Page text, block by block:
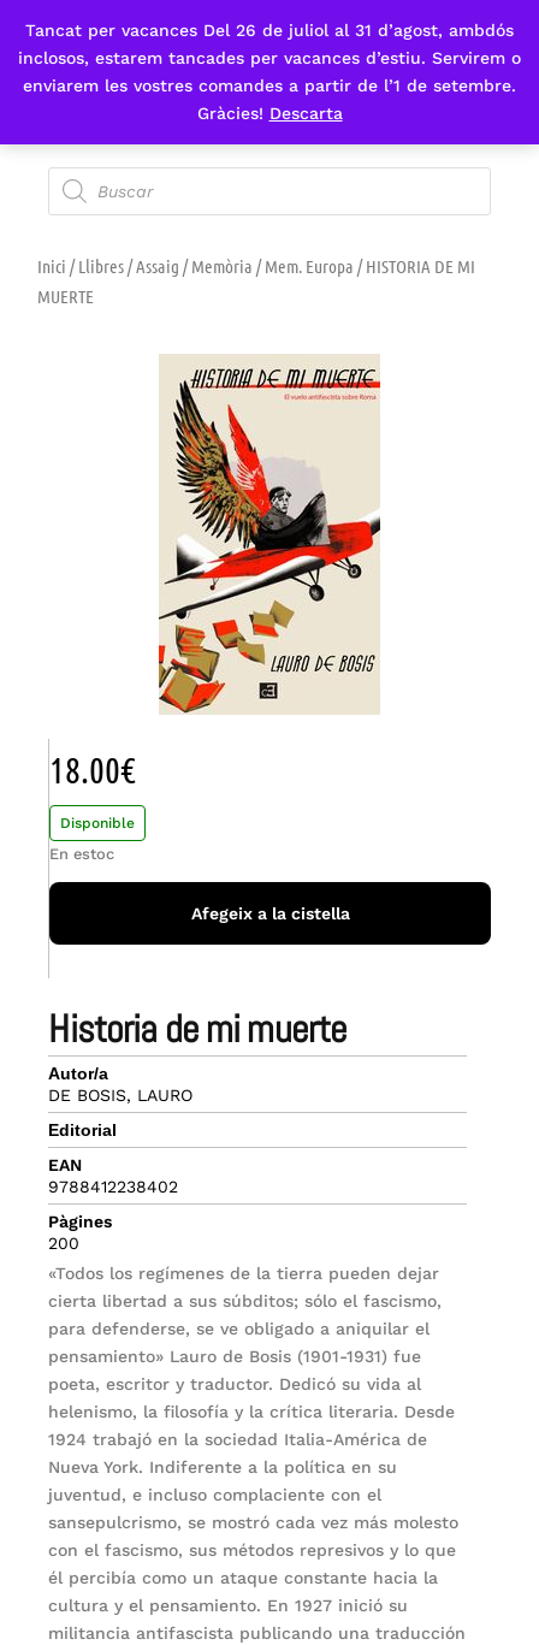
Tancat per vacances Del 26 de juliol al 31 d’agost, ambdós
inclosos, estarem tancades per vacances d’estiu. Servirem o
enviarem les vostres comandes a partir de l’1 de setembre.
Gràcies! Descarta
Fes-te'n sòcia
Inici /Llibres/Assaig /Memòria /Mem. Europa / HISTORIA DE MI
MUERTE
historia de mi muerte
Autor/a
DE BOSIS, LAURO
Editorial
EAN
9788412238402
Pàgines
200
«Todos los regímenes de la tierra pueden dejar
cierta libertad a sus súbditos; sólo el fascismo,
para defenderse, se ve obligado a aniquilar el
pensamiento» Lauro de Bosis (1901-1931) fue
poeta, escritor y traductor. Dedicó su vida al
helenismo, la filosofía y la crítica literaria. Desde
1924 trabajó en la sociedad Italia-América de
Nueva York. Indiferente a la política en su
juventud, e incluso complaciente con el
sansepulcrismo, se mostró cada vez más molesto
con el fascismo, sus métodos represivos y lo que
él percibía como un ataque constante hacia la
cultura y el pensamiento. En 1927 inició su
militancia antifascista publicando una traducción
18.00€
Disponible
En estoc
Afegeix a la cistella